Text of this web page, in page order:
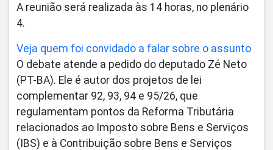
A reunião será realizada às 14 horas, no plenário
4.
Veja quem foi convidado a falar sobre o assunto
O debate atende a pedido do deputado Zé Neto
(PT-BA). Ele é autor dos projetos de lei
complementar 92, 93, 94 e 95/26, que
regulamentam pontos da Reforma Tributária
relacionados ao Imposto sobre Bens e Serviços
(IBS) e à Contribuição sobre Bens e Serviços